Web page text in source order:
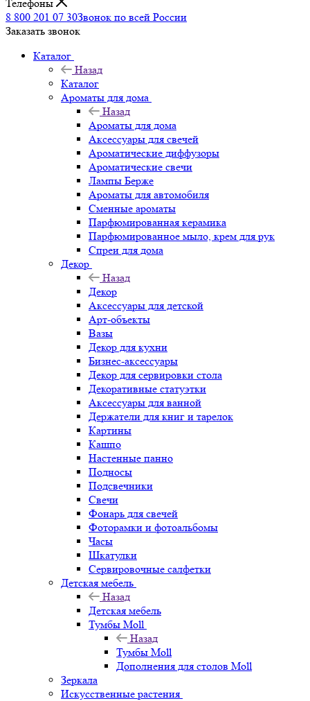
Телефоны
8 800 201 07 30Звонок по всей России
Заказать звонок
Каталог
Назад
Каталог
Ароматы для дома
Назад
Ароматы для дома
Аксессуары для свечей
Ароматические диффузоры
Ароматические свечи
Лампы Берже
Ароматы для автомобиля
Сменные ароматы
Парфюмированная керамика
Парфюмированное мыло, крем для рук
Спреи для дома
Декор
Назад
Декор
Аксессуары для детской
Арт-объекты
Вазы
Декор для кухни
Бизнес-аксессуары
Декор для сервировки стола
Декоративные статуэтки
Аксессуары для ванной
Держатели для книг и тарелок
Картины
Кашпо
Настенные панно
Подносы
Подсвечники
Свечи
Фонарь для свечей
Фоторамки и фотоальбомы
Часы
Шкатулки
Сервировочные салфетки
Детская мебель
Назад
Детская мебель
Тумбы Moll
Назад
Тумбы Moll
Дополнения для столов Moll
Зеркала
Искусственные растения